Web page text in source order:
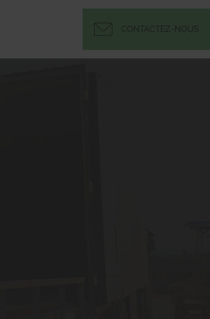
CONTACTEZ-NOUS